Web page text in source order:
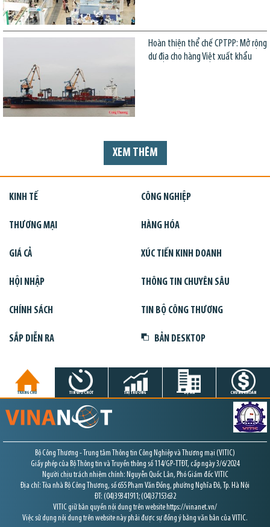
Hoàn thiện thể chế CPTPP: Mở rộng
dư địa cho hàng Việt xuất khẩu
XEM THÊM
KINH TẾ CÔNG NGHIỆP
THƯƠNG MẠI HÀNG HÓA
GIÁ CẢ XÚC TIẾN KINH DOANH
HỘI NHẬP THÔNG TIN CHUYÊN SÂU
CHÍNH SÁCH TIN BỘ CÔNG THƯƠNG
SẮP DIỄN RA BẢN DESKTOP
TRANG CHỦ TIN GIỜ CHÓT THỊ TRƯỜNG DỰ ÁN CHỨNG KHOÁN
Bộ Công Thương - Trung tâm Thông tin Công Nghiệp và Thương mại (VITIC)
Giấy phép của Bộ Thông tin và Truyền thông số 114/GP-TTĐT, cấp ngày 3/6/2024
Người chịu trách nhiệm chính: Nguyễn Quốc Lân, Phó Giám đốc VITIC
Địa chỉ: Tòa nhà Bộ Công Thương, số 655 Phạm Văn Đồng, phường Nghĩa Đô, Tp. Hà Nội
ĐT: (04)39341911; (04)37153632
VITIC giữ bản quyền nội dung trên website https://vinanet.vn/
Việc sử dụng nội dung trên website này phải được sự đồng ý bằng văn bản của VITIC.